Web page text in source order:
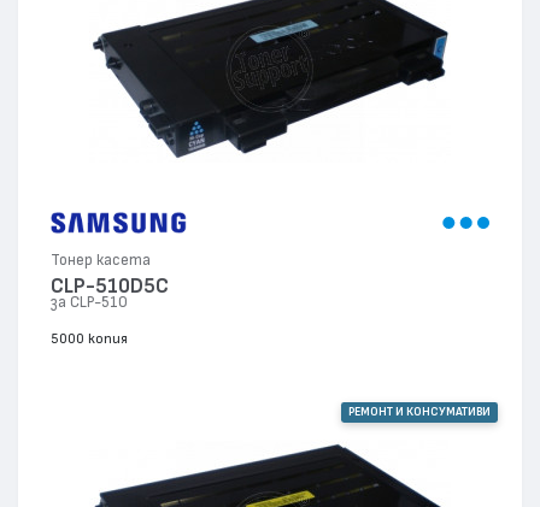
Тонер касета
CLP-510D5C
за CLP-510
5000 копия
РЕМОНТ И КОНСУМАТИВИ